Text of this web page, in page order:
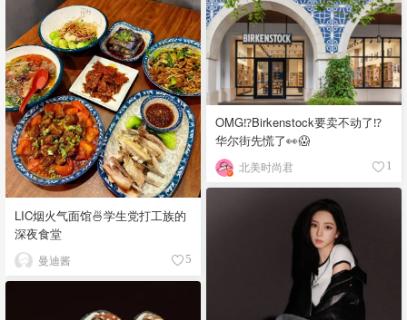
LIC烟火气面馆🍜学生党打工族的
深夜食堂
曼迪酱 5
OMG⁉️Birkenstock要卖不动了⁉
华尔街先慌了👀😱
北美时尚君 1